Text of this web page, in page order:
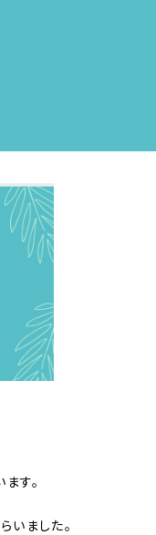
す。
いました。